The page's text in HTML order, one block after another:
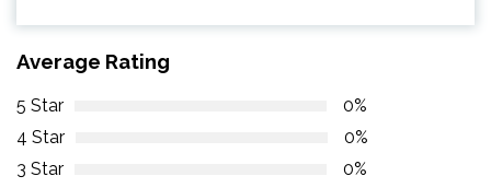
Average Rating
5 Star
0%
4 Star
0%
3 Star
0%